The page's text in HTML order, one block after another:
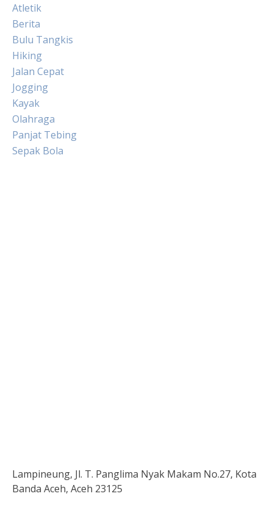
Atletik
Berita
Bulu Tangkis
Hiking
Jalan Cepat
Jogging
Kayak
Olahraga
Panjat Tebing
Sepak Bola
Lampineung, Jl. T. Panglima Nyak Makam No.27, Kota
Banda Aceh, Aceh 23125